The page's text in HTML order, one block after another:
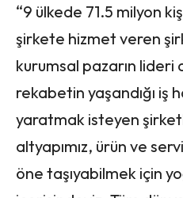
“9 ülkede 71.5 milyon
şirkete hizmet veren
kurumsal pazarın lideri
rekabetin yaşandığı iş
yaratmak isteyen
altyapımız, ürün ve
öne taşıyabilmek için